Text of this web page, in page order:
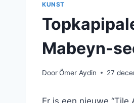
KUNST
Mabeyn-
DoorÖmer Aydin 27
Er is een nieuwe